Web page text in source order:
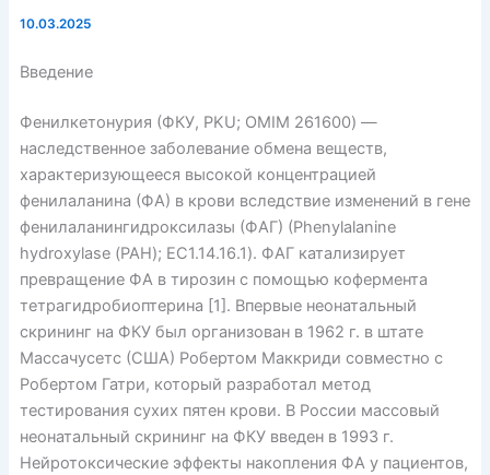
10.03.2025
Введение
Фенилкетонурия (ФКУ, PKU; OMIM 261600) —
наследственное заболевание обмена веществ,
характеризующееся высокой концентрацией
фенилаланина (ФА) в крови вследствие изменений в гене
фенилаланингидроксилазы (ФАГ) (Phenylalanine
hydroxylase (РАН); ЕС1.14.16.1). ФАГ катализирует
превращение ФА в тирозин с помощью кофермента
тетрагидробиоптерина [1]. Впервые неонатальный
скрининг на ФКУ был организован в 1962 г. в штате
Массачусетс (США) Робертом Маккриди совместно с
Робертом Гатри, который разработал метод
тестирования сухих пятен крови. В России массовый
неонатальный скрининг на ФКУ введен в 1993 г.
Нейротоксические эффекты накопления ФА у пациентов,